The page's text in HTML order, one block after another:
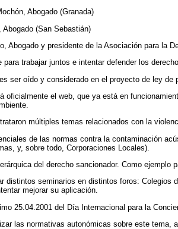
Abogado (Granada)
Abogado (San Sebastián)
Abogado y presidente de la Asociación para la
para trabajar juntos e intentar defender los
ser oído y considerado en el proyecto de ley
oficialmente el web, que ya está en
múltiples temas relacionados con la
de las normas contra la contaminación
y, sobre todo, Corporaciones Locales).
del derecho sancionador. Como
distintos seminarios en distintos foros:
mejorar su aplicación.
25.04.2001 del Día Internacional para la
las normativas autonómicas sobre este tema,